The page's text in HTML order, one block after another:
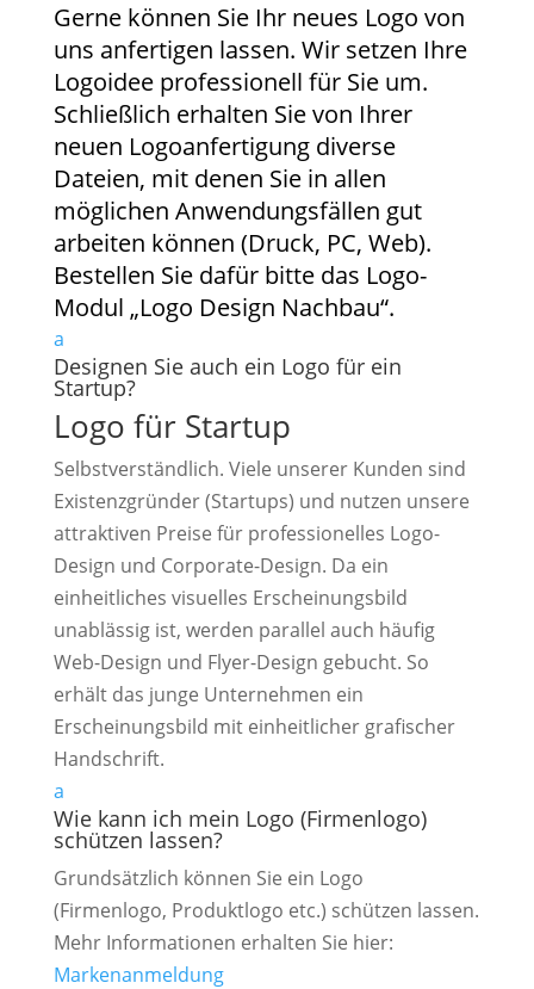
Gerne können Sie Ihr neues Logo von
uns anfertigen lassen. Wir setzen Ihre
Logoidee professionell für Sie um.
Schließlich erhalten Sie von Ihrer
neuen Logoanfertigung diverse
Dateien, mit denen Sie in allen
möglichen Anwendungsfällen gut
arbeiten können (Druck, PC, Web).
Bestellen Sie dafür bitte das Logo-
Modul „Logo Design Nachbau“.
a
Designen Sie auch ein Logo für ein
Startup?
Logo für Startup
Selbstverständlich. Viele unserer Kunden sind
Existenzgründer (Startups) und nutzen unsere
attraktiven Preise für professionelles Logo-
Design und Corporate-Design. Da ein
einheitliches visuelles Erscheinungsbild
unablässig ist, werden parallel auch häufig
Web-Design und Flyer-Design gebucht. So
erhält das junge Unternehmen ein
Erscheinungsbild mit einheitlicher grafischer
Handschrift.
a
Wie kann ich mein Logo (Firmenlogo)
schützen lassen?
Grundsätzlich können Sie ein Logo
(Firmenlogo, Produktlogo etc.) schützen lassen.
Mehr Informationen erhalten Sie hier:
Markenanmeldung